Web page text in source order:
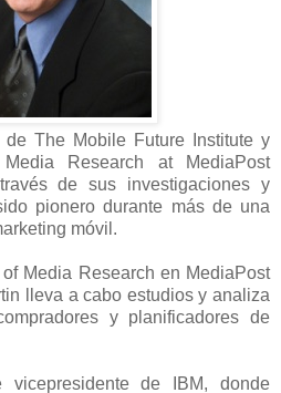
The Mobile Future Institute y
Research at MediaPost
de sus investigaciones y
pionero durante más de una
móvil.
Media Research en MediaPost
lleva a cabo estudios y analiza
y planificadores de
vicepresidente de IBM, donde